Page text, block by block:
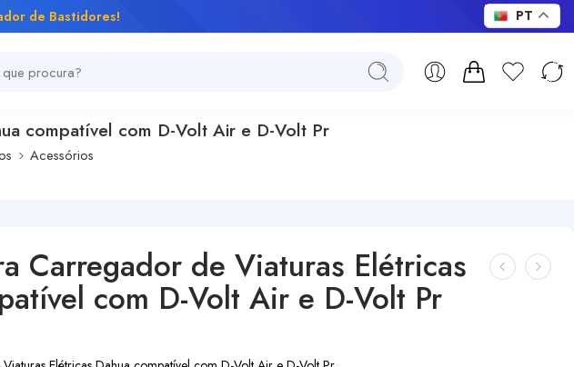
de Bastidores!
compatível com D-Volt Air e D-Volt Pr
Acessórios
Carregador de Viaturas Elétricas
com D-Volt Air e D-Volt Pr
PT